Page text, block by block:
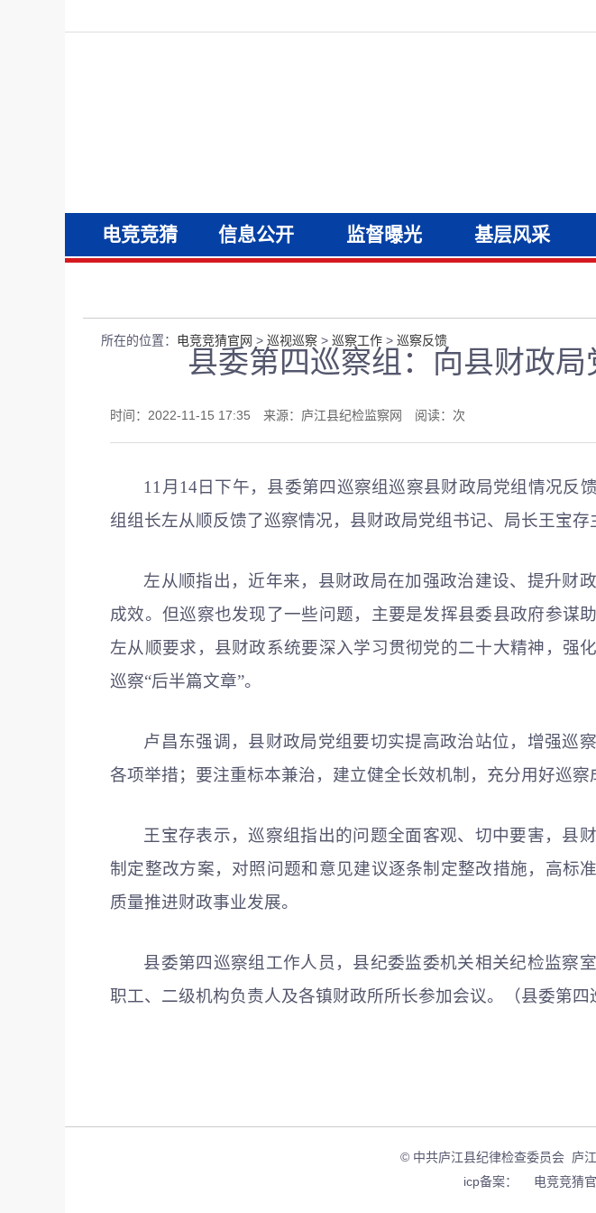
电竞竞猜 信息公开 监督曝光 基层风采
所在的位置： 电竞竞猜官网 > 巡视巡察 > 巡察工作 > 巡察反馈
县委第四巡察组：向县财政
时间：2022-11-15 17:35 来源：庐江县纪检监察网 阅读： 次
11月14日下午，县委第四巡察组巡察县财政局党组情况反
组组长左从顺反馈了巡察情况，县财政局党组书记、局长王宝存
左从顺指出，近年来，县财政局在加强政治建设、提升财
成效。但巡察也发现了一些问题，主要是发挥县委县政府参谋
左从顺要求，县财政系统要深入学习贯彻党的二十大精神，强
巡察“后半篇文章”。
卢昌东强调，县财政局党组要切实提高政治站位，增强巡
各项举措；要注重标本兼治，建立健全长效机制，充分用好巡察
王宝存表示，巡察组指出的问题全面客观、切中要害，县
制定整改方案，对照问题和意见建议逐条制定整改措施，高标
质量推进财政事业发展。
县委第四巡察组工作人员，县纪委监委机关相关纪检监察
职工、二级机构负责人及各镇财政所所长参加会议。（县委第四
© 中共庐江县纪律检查委员会 庐
icp备案：
电竞竞猜